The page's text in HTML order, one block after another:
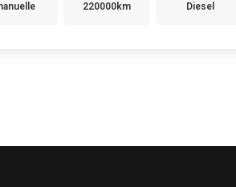
220000km Diesel